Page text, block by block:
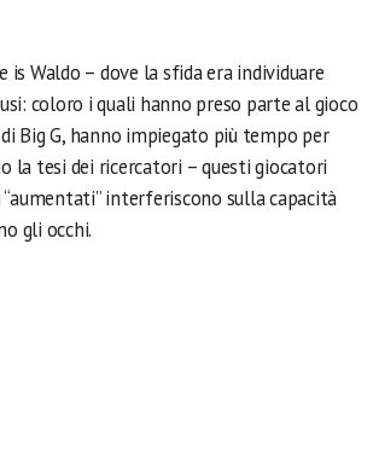
Waldo – dove la sfida era individuare
coloro i quali hanno preso parte al gioco
Big G, hanno impiegato più tempo per
la tesi dei ricercatori – questi giocatori
interferiscono sulla capacità
gli occhi.